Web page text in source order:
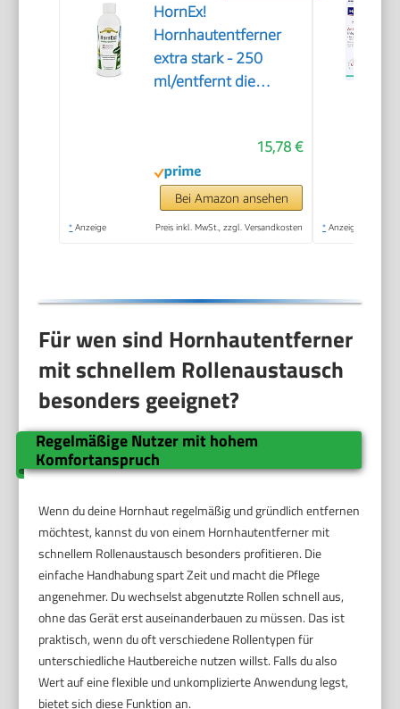
HornEx!
Hornhautentferner
extra stark - 250
ml/entfernt die
15,78 €
Bei Amazon ansehen
* Anzeige Preis inkl. MwSt., zzgl. Versandkosten * Anzeige
Für wen sind Hornhautentferner
mit schnellem Rollenaustausch
besonders geeignet?
Regelmäßige Nutzer mit hohem
Komfortanspruch
Wenn du deine Hornhaut regelmäßig und gründlich entfernen
möchtest, kannst du von einem Hornhautentferner mit
schnellem Rollenaustausch besonders profitieren. Die
einfache Handhabung spart Zeit und macht die Pflege
angenehmer. Du wechselst abgenutzte Rollen schnell aus,
ohne das Gerät erst auseinanderbauen zu müssen. Das ist
praktisch, wenn du oft verschiedene Rollentypen für
unterschiedliche Hautbereiche nutzen willst. Falls du also
Wert auf eine flexible und unkomplizierte Anwendung legst,
bietet sich diese Funktion an.